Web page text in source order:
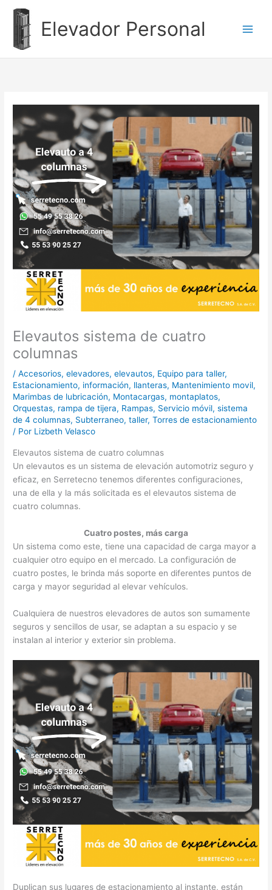
contenido
Elevador Personal
Elevautos sistema de cuatro
columnas
/Accesorios,elevadores,elevautos, Equipo para taller,
Estacionamiento, información, llanteras, Mantenimiento movil,
Marimbas de lubricación, Montacargas, montaplatos,
Orquestas, rampa de tijera, Rampas, Servicio móvil,sistema
de 4 columnas, Subterraneo,taller,Torres de estacionamiento
/ Por Lizbeth Velasco
Elevautos sistema de cuatro columnas
Un elevautos es un sistema de elevación automotriz seguro y
eficaz, en Serretecno tenemos diferentes configuraciones,
una de ella y la más solicitada es el elevautos sistema de
cuatro columnas.
Cuatro postes, más carga
Un sistema como este, tiene una capacidad de carga mayor a
cualquier otro equipo en el mercado. La configuración de
cuatro postes, le brinda más soporte en diferentes puntos de
carga y mayor seguridad al elevar vehículos.
Cualquiera de nuestros elevadores de autos son sumamente
seguros y sencillos de usar, se adaptan a su espacio y se
instalan al interior y exterior sin problema.
Duplican sus lugares de estacionamiento al instante, están